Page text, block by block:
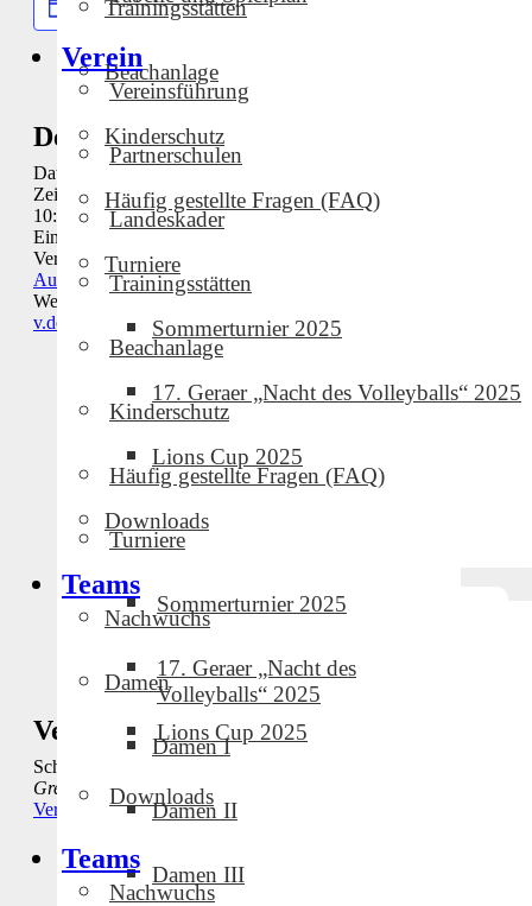
Trainingsstätten
Beachanlage
Kinderschutz
Häufig gestellte Fragen (FAQ)
Turniere
Sommerturnier 2025
17. Geraer „Nacht des Volleyballs“ 2025
Lions Cup 2025
Downloads
Teams
Nachwuchs
Damen
Damen I
Damen II
Damen III
Verein
Vereinsführung
Partnerschulen
Landeskader
Trainingsstätten
Beachanlage
Kinderschutz
Häufig gestellte Fragen (FAQ)
Turniere
Sommerturnier 2025
17. Geraer „Nacht des
Volleyballs“ 2025
Lions Cup 2025
Downloads
Teams
Nachwuchs
Zum Kalender hinzufügen
Details
Datum:
Zeit:
10:00 - 16:00
Eintritt:
Veranstaltungskategorie:
Auswärtsspiel
Website:
https://www.tv-
v.de/cms/home/jugend.xhtml
Veranstaltungsort
Schmalkalden
Greußen
99718 DE
Google Karte anzeigen
Veranstaltungsort-Website anzeigen
Punktspiel GVC-Herren